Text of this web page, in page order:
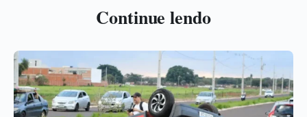
Continue lendo